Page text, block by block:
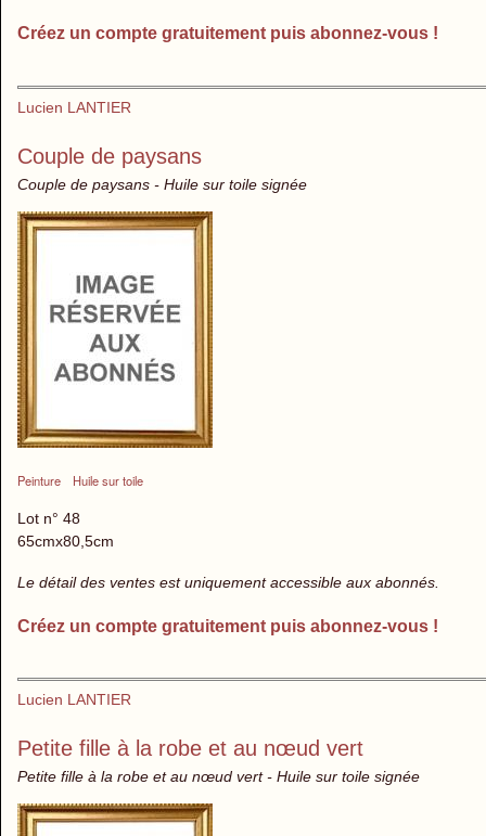
Créez un compte gratuitement puis abonnez-vous !
Lucien LANTIER
Couple de paysans
Couple de paysans - Huile sur toile signée
Peinture Huile sur toile
Lot n° 48
65cmx80,5cm
Le détail des ventes est uniquement accessible aux abonnés.
Créez un compte gratuitement puis abonnez-vous !
Lucien LANTIER
Petite fille à la robe et au nœud vert
Petite fille à la robe et au nœud vert - Huile sur toile signée